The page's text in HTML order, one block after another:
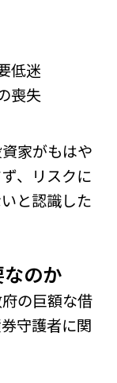
低迷
喪失
家がもはや
、リスクに
と認識した
のか
の巨額な借
守護者に関